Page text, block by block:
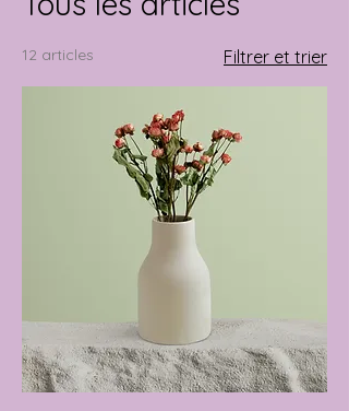
12 articles Filtrer et trier